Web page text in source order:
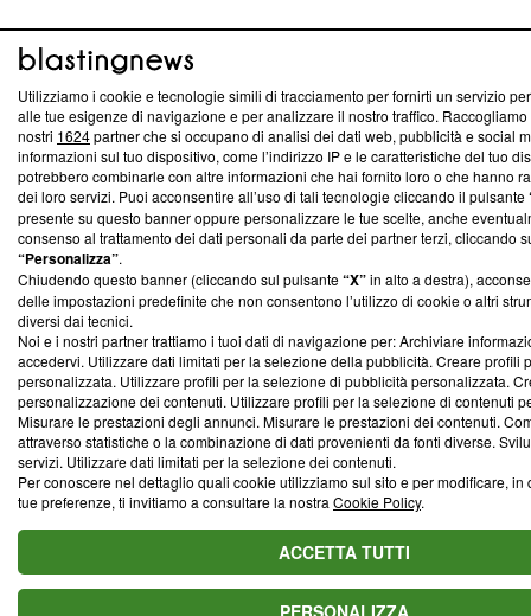
Utilizziamo i cookie e tecnologie simili di tracciamento per fornirti un servizio
alle tue esigenze di navigazione e per analizzare il nostro traffico.
nostri 1624partner che si occupano di analisi dei dati web, pubblicità e social
informazioni sul tuo dispositivo, come l’indirizzo IP e le caratteristiche del tuo
potrebbero combinarle con altre informazioni che hai fornito loro o che hanno
dei loro servizi. Puoi acconsentire all’uso di tali tecnologie cliccando il pulsante
presente su questo banner oppure personalizzare le tue scelte, anche
consenso al trattamento dei dati personali da parte dei partner terzi, cliccando
“Personalizza”.
Chiudendo questo banner (cliccando sul pulsante“X”in alto a destra),
delle impostazioni predefinite che non consentono l’utilizzo di cookie o altri
diversi dai tecnici.
Noi e i nostri partner trattiamo i tuoi dati di navigazione per: Archiviare
accedervi. Utilizzare dati limitati per la selezione della pubblicità. Creare profili
personalizzata. Utilizzare profili per la selezione di pubblicità personalizzata.
personalizzazione dei contenuti. Utilizzare profili per la selezione di contenuti
Misurare le prestazioni degli annunci. Misurare le prestazioni dei contenuti.
attraverso statistiche o la combinazione di dati provenienti da fonti diverse.
servizi. Utilizzare dati limitati per la selezione dei contenuti.
Per conoscere nel dettaglio quali cookie utilizziamo sul sito e per modificare, in
tue preferenze, ti invitiamo a consultare la nostra Cookie Policy.
ACCETTA TUTTI
PERSONALIZZA